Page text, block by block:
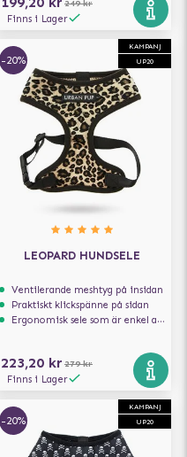
249 kr
Finns i Lager
KAMPANJ
UP20
-20%
LEOPARD HUNDSELE
Ventilerande meshtyg på insidan
Praktiskt klickspänne på sidan
Ergonomisk sele som är enkel att ta på och av
223,20 kr 279 kr
Finns i Lager
KAMPANJ
UP20
-20%